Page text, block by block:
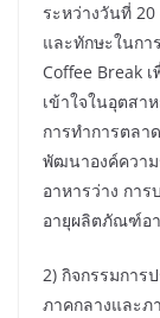
ระหว่างวันที่
และทักษะในกา
Coffee Break
เข้าใจในอุตสา
การทำการตลา
พัฒนาองค์ความ
อาหารว่าง กา
อายุผลิตภัณฑ์อ
2) กิจกรรมการ
ภาคกลางและ